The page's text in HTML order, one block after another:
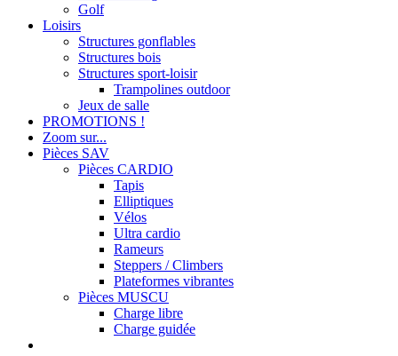
Golf
Loisirs
Structures gonflables
Structures bois
Structures sport-loisir
Trampolines outdoor
Jeux de salle
PROMOTIONS !
Zoom sur...
Pièces SAV
Pièces CARDIO
Tapis
Elliptiques
Vélos
Ultra cardio
Rameurs
Steppers / Climbers
Plateformes vibrantes
Pièces MUSCU
Charge libre
Charge guidée